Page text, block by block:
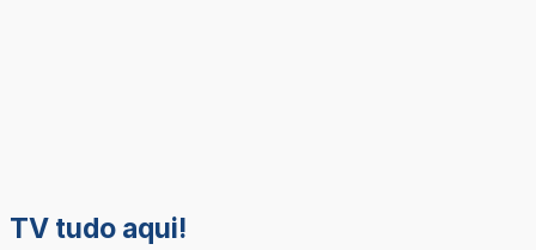
TV tudo aqui!